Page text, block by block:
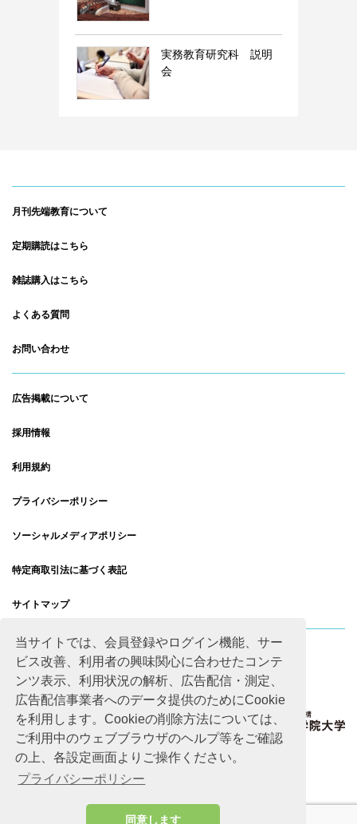
当サイトでは、会員登録やログイン機能、サー
ビス改善、利用者の興味関心に合わせたコンテ
ンツ表示、利用状況の解析、広告配信・測定、
広告配信事業者へのデータ提供のためにCookie
を利用します。Cookieの削除方法については、
ご利用中のウェブブラウザのヘルプ等をご確認
の上、各設定画面よりご操作ください。
プライバシーポリシー
同意します
実務教育研究科 説明
会
月刊先端教育について
定期購読はこちら
雑誌購入はこちら
よくある質問
お問い合わせ
広告掲載について
採用情報
利用規約
プライバシーポリシー
ソーシャルメディアポリシー
特定商取引法に基づく表記
サイトマップ